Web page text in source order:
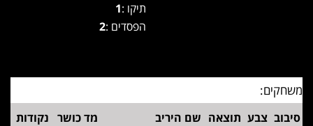
תיקו :1
הפסדים :2
משחקים:
סיבוב צבע תוצאה שם היריב מד כושר נקודות